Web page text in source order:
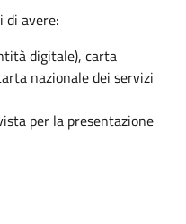
di avere:
digitale), carta
nazionale dei servizi
per la presentazione